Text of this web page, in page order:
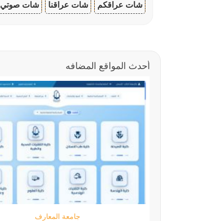
شات عراقكم شات عراقنا شات صوتي
أحدث المواقع المضافه
مؤسسة كود الحضارة